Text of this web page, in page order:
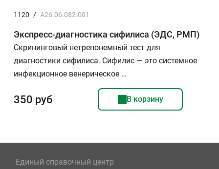
1120 / A26.06.082.001
Экспресс-диагностика сифилиса (ЭДС, РМП)
Скрининговый нетрепонемный тест для
диагностики сифилиса. Сифилис — это системное
инфекционное венерическое …
350 руб В корзину
Единый справочный центр